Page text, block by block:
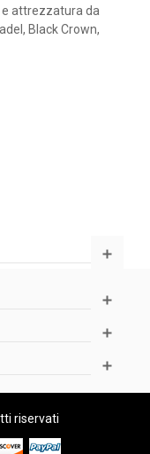
e attrezzatura da
Black Crown,
riservati